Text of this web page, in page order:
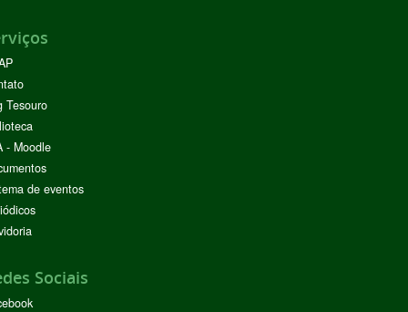
Tesouro
- Moodle
de eventos
Sociais